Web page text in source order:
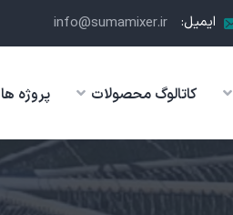
ایمیل: info@sumamixer.ir
کاتالوگ محصولات پروژه ها